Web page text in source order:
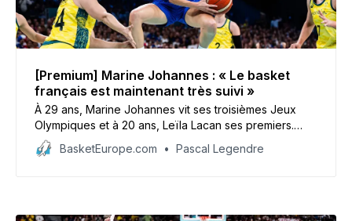
[Premium] Marine Johannes : « Le basket
français est maintenant très suivi »
À 29 ans, Marine Johannes vit ses troisièmes Jeux
Olympiques et à 20 ans, Leïla Lacan ses premiers.
Elles ont toutes les deux la même cible : l’Allemagne,
l’adversaire des Bleues en quart-de-finale (ce
BasketEurope.com Pascal Legendre